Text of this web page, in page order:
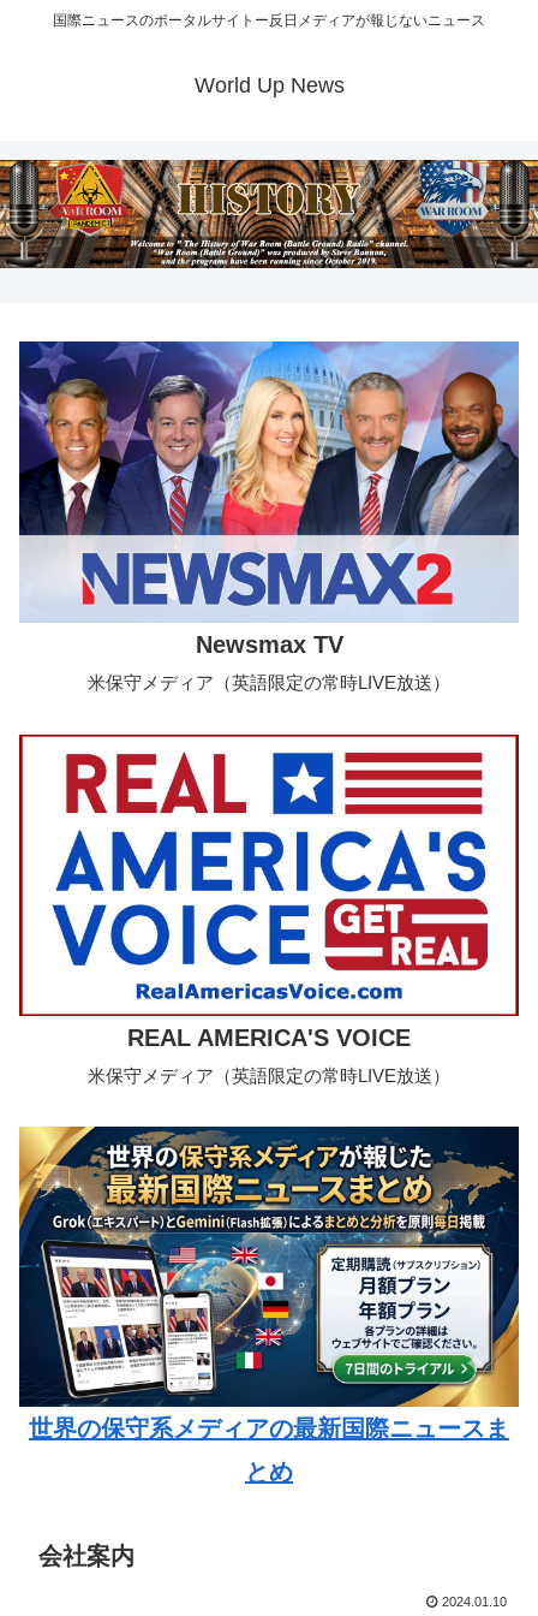
国際ニュースのポータルサイトー反日メディアが報じないニュース
World Up News
Newsmax TV
米保守メディア（英語限定の常時LIVE放送）
REAL AMERICA'S VOICE
米保守メディア（英語限定の常時LIVE放送）
世界の保守系メディアの最新国際ニュースま
とめ
会社案内
2024.01.10